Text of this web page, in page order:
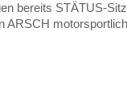
bereits STÄTUS-
ARSCH